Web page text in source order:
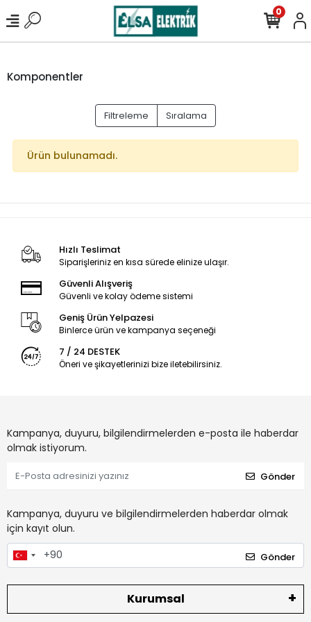
0
Komponentler
Filtreleme Sıralama
Ürün bulunamadı.
Hızlı Teslimat
Siparişleriniz en kısa sürede elinize ulaşır.
Güvenli Alışveriş
Güvenli ve kolay ödeme sistemi
Geniş Ürün Yelpazesi
Binlerce ürün ve kampanya seçeneği
7 / 24 DESTEK
Öneri ve şikayetlerinizi bize iletebilirsiniz.
Kampanya, duyuru, bilgilendirmelerden e-posta ile haberdar
olmak istiyorum.
Gönder
Kampanya, duyuru ve bilgilendirmelerden haberdar olmak
için kayıt olun.
Gönder
Kurumsal